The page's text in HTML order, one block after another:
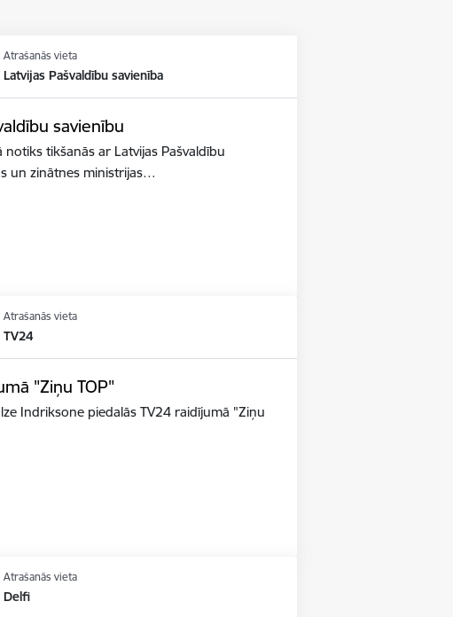
Atrašanās vieta
Latvijas Pašvaldību savienība
savienību
tikšanās ar Latvijas Pašvaldību
un zinātnes ministrijas…
Atrašanās vieta
TV24
"Ziņu TOP"
Indriksone piedalās TV24 raidījumā "Ziņu
Atrašanās vieta
Delfi